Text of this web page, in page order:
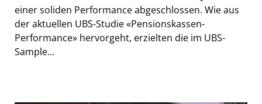
einer soliden Performance abgeschlossen. Wie aus
der aktuellen UBS-Studie «Pensionskassen-
Performance» hervorgeht, erzielten die im UBS-
Sample...